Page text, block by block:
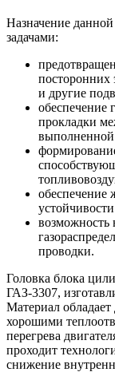
Назначение
задачами:
посторонних
и другие
обеспечение
прокладки
выполненной
обеспечение
возможность
проводки.
Головка блока
ГАЗ-3307,
Материал
хорошими
перегрева
проходит
снижение